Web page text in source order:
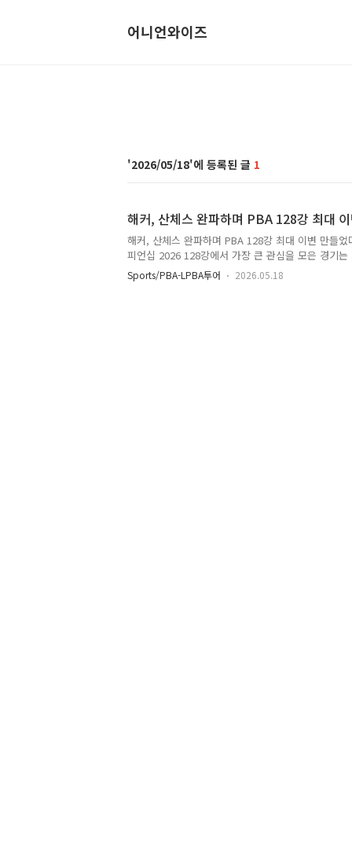
어니언와이즈
2026/05/18 1
해커, 산체스 완파하며 PBA 128강 최대
해커, 산체스 완파하며 PBA 128강 최대 이변 만들었
피언십 2026 128강에서 가장 큰 관심을 모은 경기
결이었습니다. 세계적인 경력을 가진 다니엘 산체스
이라는 점에서 경기 전부터 시선이 집중됐습니다. 그
을 크게 흔들었습니다. 산체스 해커 경기 개요이번
우리금융캐피탈 PBA 챔피언십 2026 128강전이었습
Sports/PBA-LPBA투어 2026.05.18